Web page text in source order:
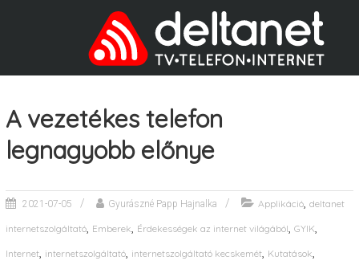
A vezetékes telefon
legnagyobb előnye
2021-07-05 Gyurászné Papp Hajnalka Applikáció, deltanet
internetszolgáltató, Emberek, Érdekességek az internet világából, GYIK,
Internet, internetszolgáltató, internetszolgáltató kecskemét, Kutatások,